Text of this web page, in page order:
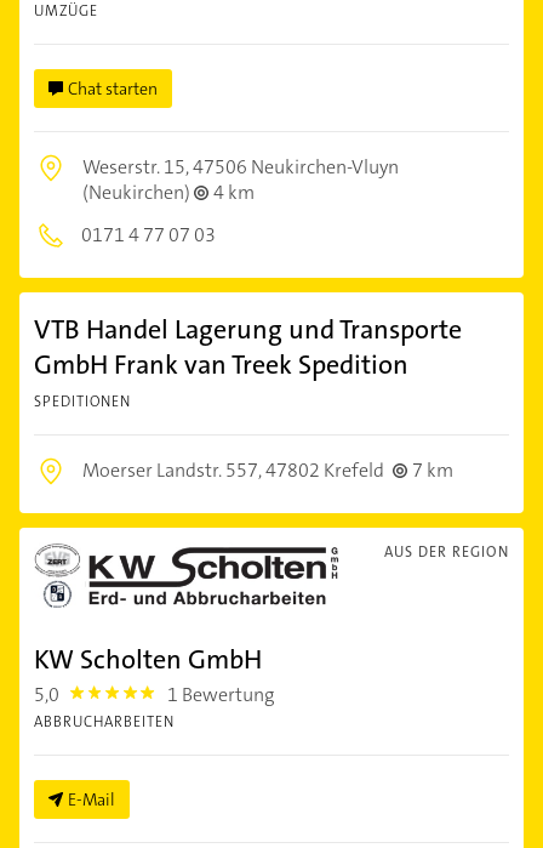
UMZÜGE
Chat starten
Weserstr. 15,47506 Neukirchen-Vluyn
(Neukirchen)
4 km
0171 4 77 07 03
VTB Handel Lagerung und Transporte
GmbH Frank van Treek Spedition
SPEDITIONEN
Moerser Landstr. 557,47802 Krefeld 7 km
AUS DER REGION
KW Scholten GmbH
5,0 5.0 1 Bewertung
ABBRUCHARBEITEN
E-Mail